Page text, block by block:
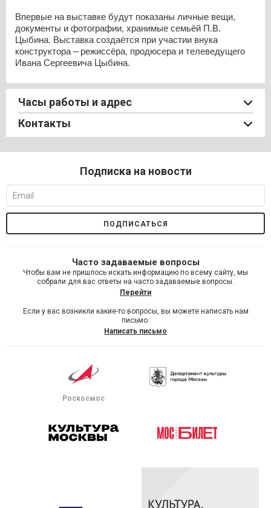
Впервые на выставке будут показаны личные вещи,
документы и фотографии, хранимые семьёй П.В.
Цыбина. Выставка создаётся при участии внука
конструктора – режиссёра, продюсера и телеведущего
Ивана Сергеевича Цыбина.
Часы работы и адрес
Контакты
Подписка на новости
Часто задаваемые вопросы
Чтобы вам не пришлось искать информацию по всему сайту, мы
собрали для вас ответы на часто задаваемые вопросы.
Перейти
Если у вас возникли какие-то вопросы, вы можете написать нам
письмо.
Написать письмо
Роскосмос